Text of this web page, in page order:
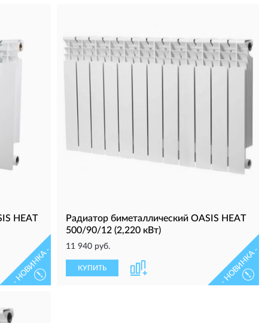
HEAT
- НОВИНКА -
!
Радиатор биметаллический OASIS HEAT
500/90/12 (2,220 кВт)
11 940 руб.
КУПИТЬ - НОВИНКА -
!